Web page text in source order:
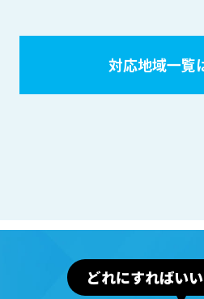
対応地域一覧
どれにすればい